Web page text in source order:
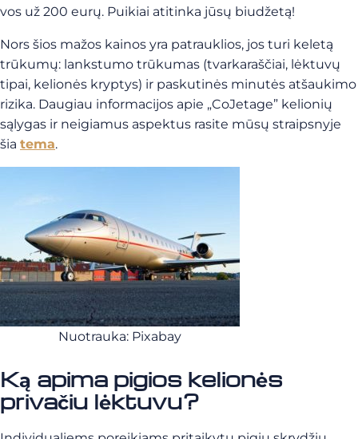
vos už 200 eurų. Puikiai atitinka jūsų biudžetą!
Nors šios mažos kainos yra patrauklios, jos turi keletą
trūkumų: lankstumo trūkumas (tvarkaraščiai, lėktuvų
tipai, kelionės kryptys) ir paskutinės minutės atšaukimo
rizika. Daugiau informacijos apie „CoJetage” kelionių
sąlygas ir neigiamus aspektus rasite mūsų straipsnyje
šia tema.
Nuotrauka: Pixabay
Ką apima pigios kelionės
privačiu lėktuvu?